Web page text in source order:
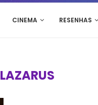
CINEMA RESENHAS
LAZARUS